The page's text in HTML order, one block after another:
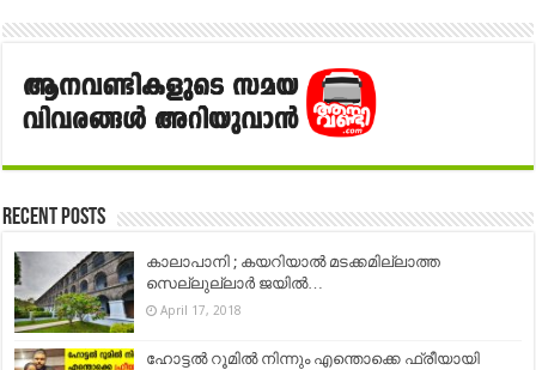
Recent Posts
കാലാപാനി ; കയറിയാല്‍ മടക്കമില്ലാത്ത
സെല്ലുല്ലാര്‍ ജയില്‍…
April 17, 2018
ഹോട്ടൽ റൂമിൽ നിന്നും എന്തൊക്കെ ഫ്രീയായി